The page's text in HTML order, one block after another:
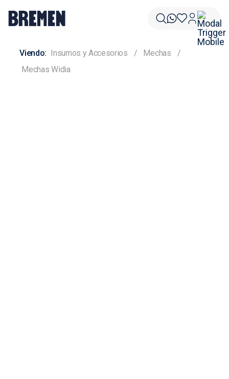
Insumos y Accesorios
Mechas
Mechas Widia